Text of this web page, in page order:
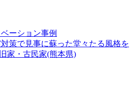
ーション事例
策で見事に蘇った堂々たる風格を
家・古民家(熊本県)